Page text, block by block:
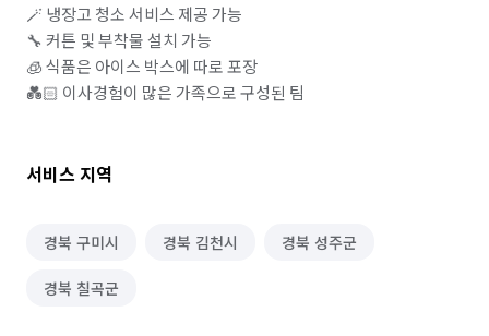
🪄 냉장고 청소 서비스 제공 가능
🔧 커튼 및 부착물 설치 가능
🧊 식품은 아이스 박스에 따로 포장
💑🏻 이사경험이 많은 가족으로 구성된 팀
서비스 지역
경북 구미시 경북 김천시 경북 성주군
경북 칠곡군